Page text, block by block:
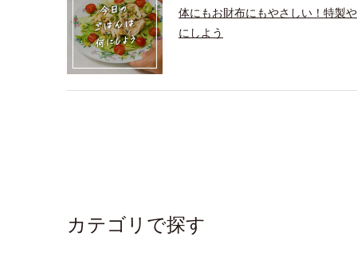
体にもお財布にもやさしい！特製
にしよう
カテゴリで探す